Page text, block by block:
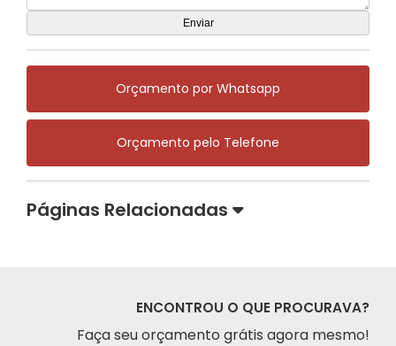
Orçamento por Whatsapp
Orçamento pelo Telefone
Páginas Relacionadas
ENCONTROU O QUE PROCURAVA?
Faça seu orçamento grátis agora mesmo!